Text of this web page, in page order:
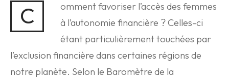
C
omment favoriser l’accès des femmes
à l’autonomie financière ? Celles-ci
étant particulièrement touchées par
l’exclusion financière dans certaines régions de
notre planète. Selon le Baromètre de la